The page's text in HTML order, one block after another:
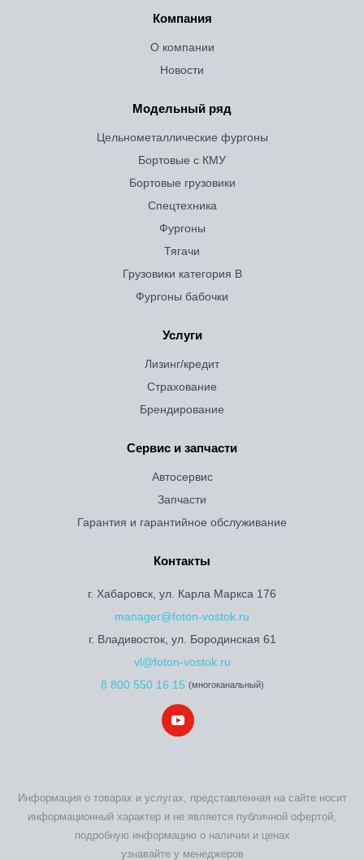
Компания
О компании
Новости
Модельный ряд
Цельнометаллические фургоны
Бортовые с КМУ
Бортовые грузовики
Спецтехника
Фургоны
Тягачи
Грузовики категория B
Фургоны бабочки
Услуги
Лизинг/кредит
Страхование
Брендирование
Сервис и запчасти
Автосервис
Запчасти
Гарантия и гарантийное обслуживание
Контакты
г. Хабаровск, ул. Карла Маркса 176
manager@foton-vostok.ru
г. Владивосток, ул. Бородинская 61
vl@foton-vostok.ru
8 800 550 16 15 (многоканальный)
Информация о товарах и услугах, представленная на сайте носит
информационный характер и не является публичной офертой,
подробную информацию о наличии и ценах
узнавайте у менеджеров